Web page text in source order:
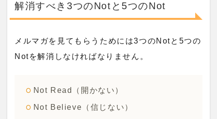
解消すべき3つのNotと5つのNot
メルマガを見てもらうためには3つのNotと5つの
Notを解消しなければなりません。
Not Read（開かない）
Not Believe（信じない）